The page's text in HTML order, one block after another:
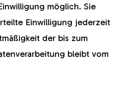
möglich. Sie
Einwilligung jederzeit
der bis zum
bleibt vom